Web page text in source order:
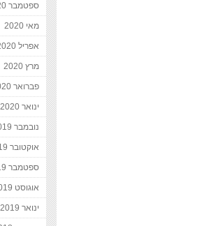
ספטמבר 2020
מאי 2020
אפריל 2020
מרץ 2020
פברואר 2020
ינואר 2020
נובמבר 2019
אוקטובר 2019
ספטמבר 2019
אוגוסט 2019
ינואר 2019